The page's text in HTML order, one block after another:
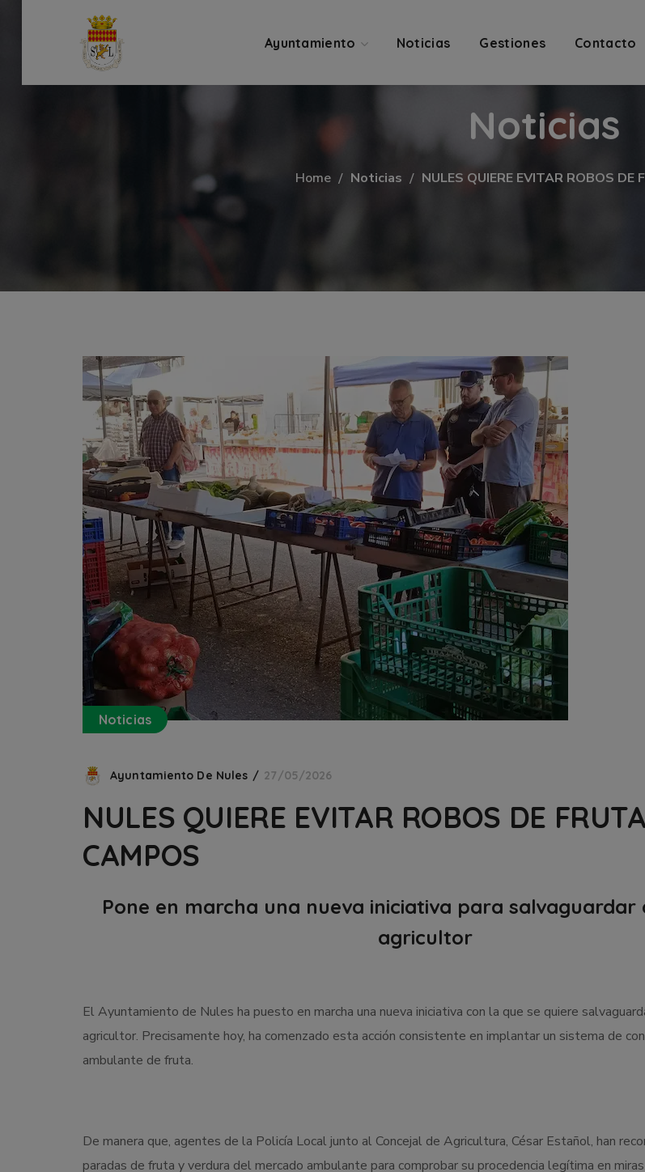
Ayuntamiento Noticias Gestiones Contacto
Noticias
Home Noticias NULES QUIERE EVITAR ROBOS DE
Noticias
Ayuntamiento De Nules 27/05/2026
NULES QUIERE EVITAR ROBOS DE
CAMPOS
Pone en marcha una nueva iniciativa para salvaguardar
agricultor
El Ayuntamiento de Nules ha puesto en marcha una nueva iniciativa con la que se quiere
agricultor. Precisamente hoy, ha comenzado esta acción consistente en implantar un sistema de
ambulante de fruta.
De manera que, agentes de la Policía Local junto al Concejal de Agricultura, César Estañol, han
paradas de fruta y verdura del mercado ambulante para comprobar su procedencia legítima en